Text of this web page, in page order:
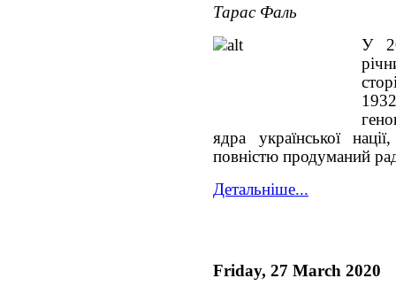
Тарас Фаль
У
ядра української
повністю продуманий
Детальніше...
Friday, 27 March 2020